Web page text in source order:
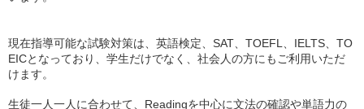
現在指導可能な試験対策は、英語検定、SAT、TOEFL、IELTS、TO
EICとなっており、学生だけでなく、社会人の方にもご利用いただ
けます。
生徒一人一人に合わせて、Readingを中心に文法の確認や単語力の